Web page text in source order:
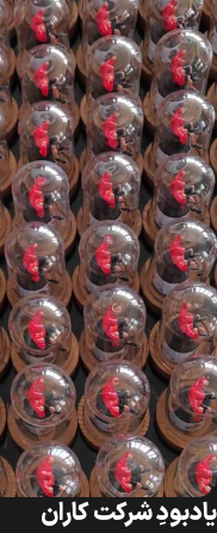
یادبودِ شرکت کاران